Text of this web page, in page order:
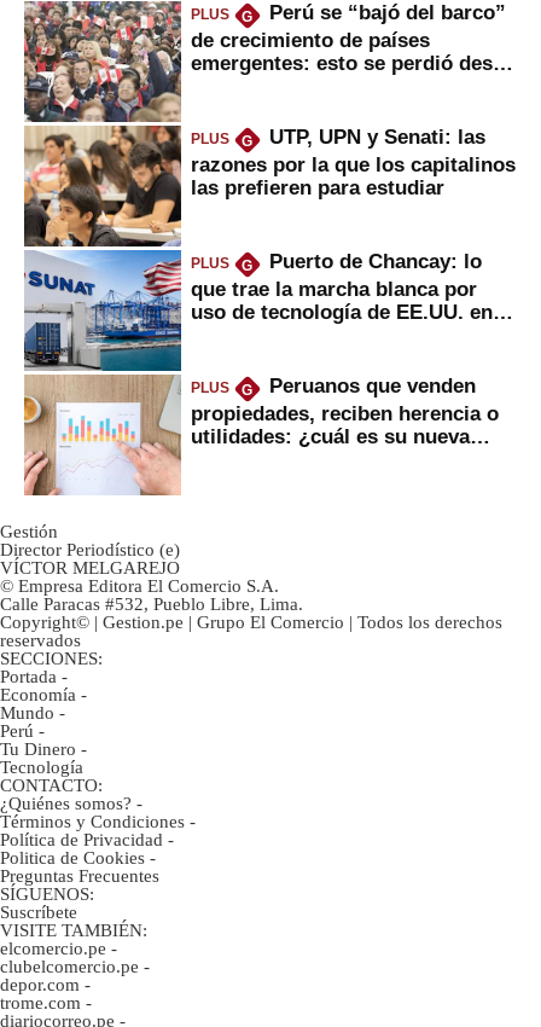
PLUS G
Perú se “bajó del barco”
de crecimiento de países
emergentes: esto se perdió desde
PLUS G
UTP, UPN y Senati: las
razones por la que los capitalinos
las prefieren para estudiar
PLUS G
Puerto de Chancay: lo
que trae la marcha blanca por
uso de tecnología de EE.UU. en
PLUS G
Peruanos que venden
propiedades, reciben herencia o
utilidades: ¿cuál es su nueva
Gestión
Director Periodístico (e)
VÍCTOR MELGAREJO
© Empresa Editora El Comercio S.A.
Calle Paracas #532, Pueblo Libre, Lima.
Copyright© | Gestion.pe | Grupo El Comercio | Todos los derechos
reservados
SECCIONES:
Portada -
Economía -
Mundo -
Perú -
Tu Dinero -
Tecnología
CONTACTO:
¿Quiénes somos? -
Términos y Condiciones -
Política de Privacidad -
Politica de Cookies -
Preguntas Frecuentes
SÍGUENOS:
Suscríbete
VISITE TAMBIÉN:
elcomercio.pe -
clubelcomercio.pe -
depor.com -
trome.com -
diariocorreo.pe -